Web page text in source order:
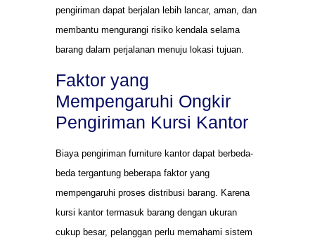
pengiriman dapat berjalan lebih lancar, aman, dan
membantu mengurangi risiko kendala selama
barang dalam perjalanan menuju lokasi tujuan.
Faktor yang
Mempengaruhi Ongkir
Pengiriman Kursi Kantor
Biaya pengiriman furniture kantor dapat berbeda-
beda tergantung beberapa faktor yang
mempengaruhi proses distribusi barang. Karena
kursi kantor termasuk barang dengan ukuran
cukup besar, pelanggan perlu memahami sistem